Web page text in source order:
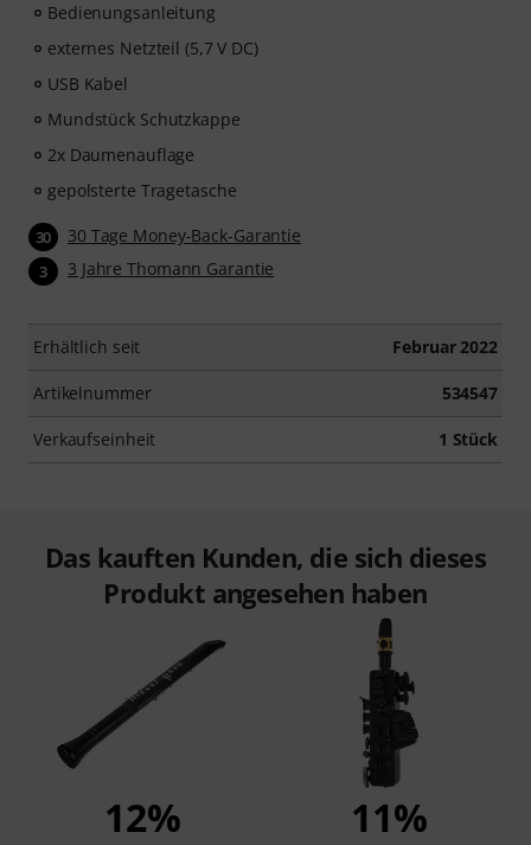
Bedienungsanleitung
externes Netzteil (5,7 V DC)
USB Kabel
Mundstück Schutzkappe
2x Daumenauflage
gepolsterte Tragetasche
30 30 Tage Money-Back-Garantie
3 3 Jahre Thomann Garantie
Erhältlich seit Februar 2022
Artikelnummer 534547
Verkaufseinheit 1 Stück
Das kauften Kunden, die sich dieses
Produkt angesehen haben
12% 11%